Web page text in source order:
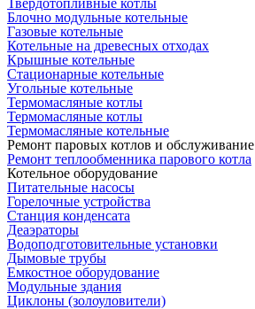
Блочно модульные котельные
Газовые котельные
Котельные на древесных отходах
Крышные котельные
Стационарные котельные
Угольные котельные
Термомасляные котлы
Термомасляные котлы
Термомасляные котельные
Ремонт паровых котлов и обслуживание
Ремонт теплообменника парового котла
Котельное оборудование
Питательные насосы
Горелочные устройства
Станция конденсата
Деаэраторы
Водоподготовительные установки
Дымовые трубы
Емкостное оборудование
Mодульные здания
Циклоны (золоуловители)